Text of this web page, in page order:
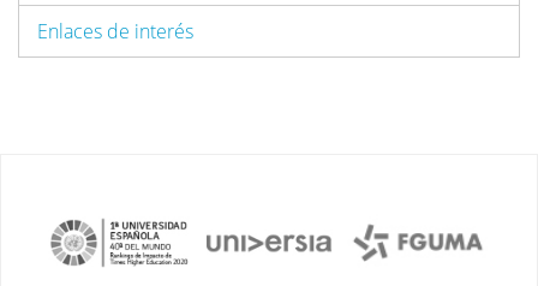
Enlaces de interés